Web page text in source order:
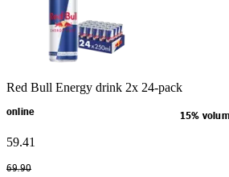
Red Bull Energy drink 2x 24-pack
online 15%
59.41
69.90